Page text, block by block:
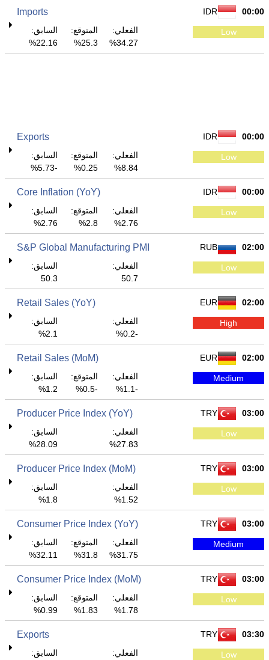
00:00
IDR
Imports
Low
الفعلي:
34.27%
المتوقع:
25.3%
السابق:
22.16%
00:00
IDR
Exports
Low
الفعلي:
8.84%
المتوقع:
0.25%
السابق:
-5.73%
00:00
IDR
Core Inflation (YoY)
Low
الفعلي:
2.76%
المتوقع:
2.8%
السابق:
2.76%
02:00
RUB
S&P Global Manufacturing PMI
Low
الفعلي:
50.7
السابق:
50.3
02:00
EUR
Retail Sales (YoY)
High
الفعلي:
-0.2%
السابق:
2.1%
02:00
EUR
Retail Sales (MoM)
Medium
الفعلي:
-1.1%
المتوقع:
-0.5%
السابق:
1.2%
03:00
TRY
Producer Price Index (YoY)
Low
الفعلي:
27.83%
السابق:
28.09%
03:00
TRY
Producer Price Index (MoM)
Low
الفعلي:
1.52%
السابق:
1.8%
03:00
TRY
Consumer Price Index (YoY)
Medium
الفعلي:
31.75%
المتوقع:
31.8%
السابق:
32.11%
03:00
TRY
Consumer Price Index (MoM)
Low
الفعلي:
1.78%
المتوقع:
1.83%
السابق:
0.99%
03:30
TRY
Exports
Low
الفعلي:
السابق: